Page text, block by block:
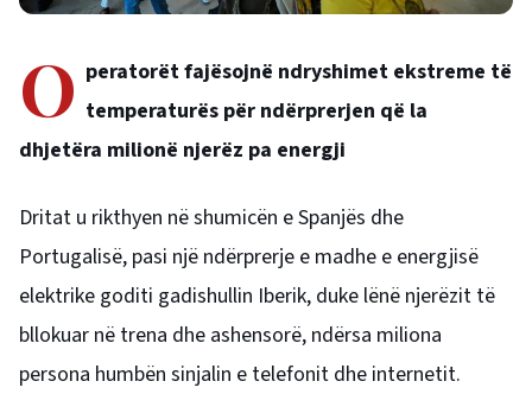
O peratorët fajësojnë ndryshimet ekstreme të
temperaturës për ndërprerjen që la
dhjetëra milionë njerëz pa energji
Dritat u rikthyen në shumicën e Spanjës dhe
Portugalisë, pasi një ndërprerje e madhe e energjisë
elektrike goditi gadishullin Iberik, duke lënë njerëzit të
bllokuar në trena dhe ashensorë, ndërsa miliona
persona humbën sinjalin e telefonit dhe internetit.